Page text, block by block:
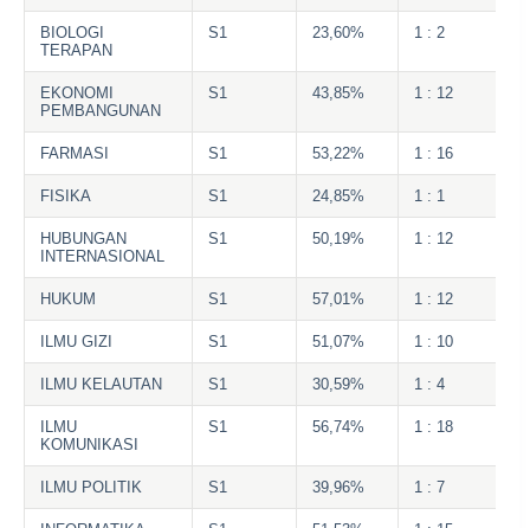
BIOLOGI
TERAPAN
S1 23,60% 1 : 2
EKONOMI
PEMBANGUNAN
S1 43,85% 1 : 12
FARMASI S1 53,22% 1 : 16
FISIKA S1 24,85% 1 : 1
HUBUNGAN
INTERNASIONAL
S1 50,19% 1 : 12
HUKUM S1 57,01% 1 : 12
ILMU GIZI S1 51,07% 1 : 10
ILMU KELAUTAN S1 30,59% 1 : 4
ILMU
KOMUNIKASI
S1 56,74% 1 : 18
ILMU POLITIK S1 39,96% 1 : 7